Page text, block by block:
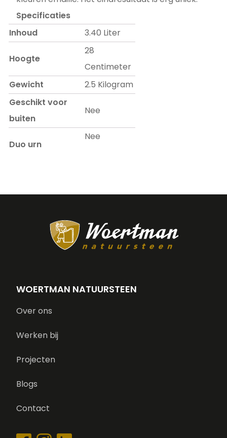
Specificaties
Inhoud
3.40 Liter
Hoogte
28
Centimeter
Gewicht
2.5 Kilogram
Geschikt voor
buiten
Nee
Duo urn
Nee
WOERTMAN NATUURSTEEN
Over ons
Werken bij
Projecten
Blogs
Contact